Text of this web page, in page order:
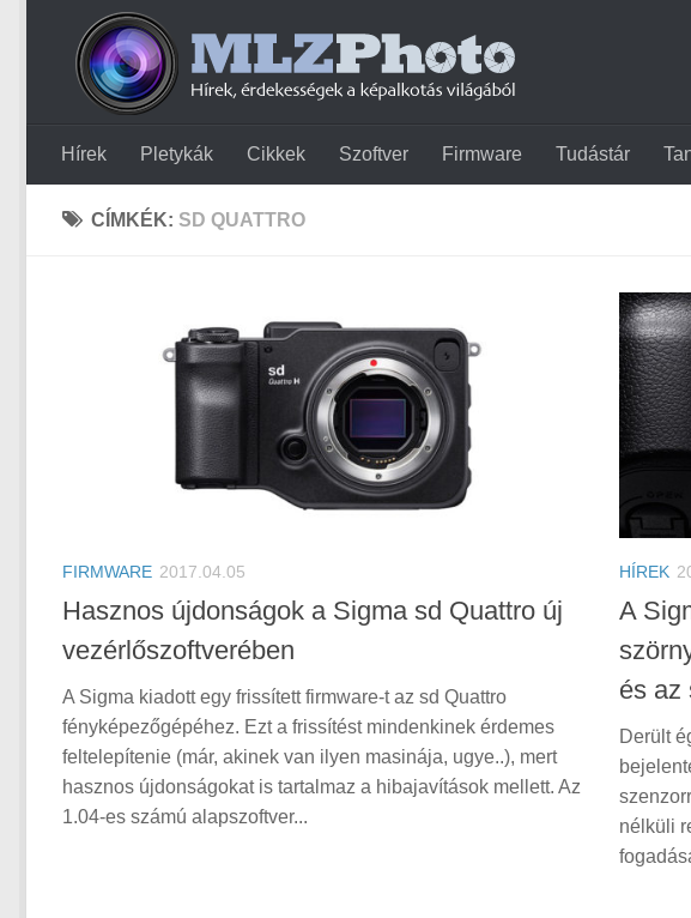
Hírek Pletykák Cikkek Szoftver Firmware Tudástár
CÍMKÉK: SD QUATTRO
FIRMWARE 2017.04.05
Hasznos újdonságok a Sigma sd Quattro új
vezérlőszoftverében
A Sigma kiadott egy frissített firmware-t az sd Quattro
fényképezőgépéhez. Ezt a frissítést mindenkinek érdemes
feltelepítenie (már, akinek van ilyen masinája, ugye..), mert
hasznos újdonságokat is tartalmaz a hibajavítások mellett. Az
1.04-es számú alapszoftver...
HÍREK
A
és az
Derült
nélküli